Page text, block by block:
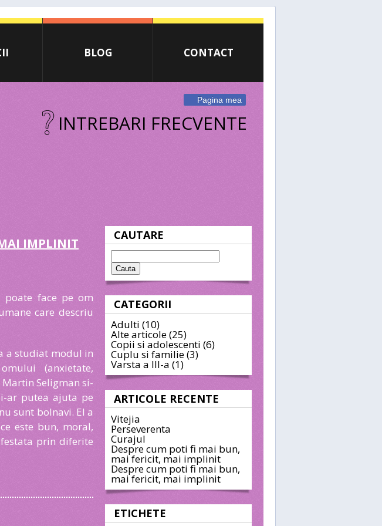
BLOG CONTACT
INTREBARI FRECVENTE
Pagina mea
CAUTARE
CATEGORII
Adulti (10)
Alte articole(25)
Copii si adolescenti (6)
Cuplu si familie(3)
Varsta a III-a (1)
ARTICOLE RECENTE
Vitejia
Perseverenta
Curajul
Despre cum poti fi mai bun,
mai fericit, mai implinit
Despre cum poti fi mai bun,
mai fericit, mai implinit
ETICHETE
IMPLINIT
face pe om
care descriu
a studiat modul in
(anxietate,
Seligman si-
ar putea ajuta pe
sunt bolnavi. El a
este bun, moral,
prin diferite